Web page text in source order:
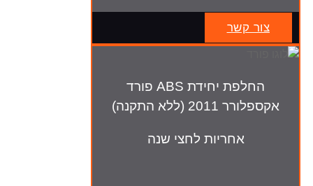
צור קשר
החלפת יחידת ABS פורד
אקספלורר 2011 (ללא התקנה)
אחריות לחצי שנה